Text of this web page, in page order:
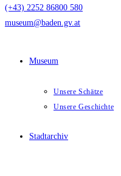
(+43) 2252 86800 580
museum@baden.gv.at
Museum
Unsere Schätze
Unsere Geschichte
Stadtarchiv